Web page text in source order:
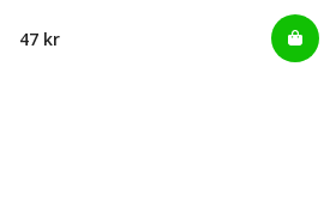
47 kr